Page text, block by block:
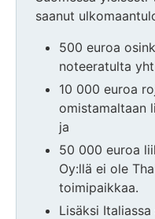
saanut
500 euroa
noteeratulta
10 000 euroa
omistamaltaan
ja
50 000 euroa
Oy:llä ei ole
toimipaikkaa.
Lisäksi